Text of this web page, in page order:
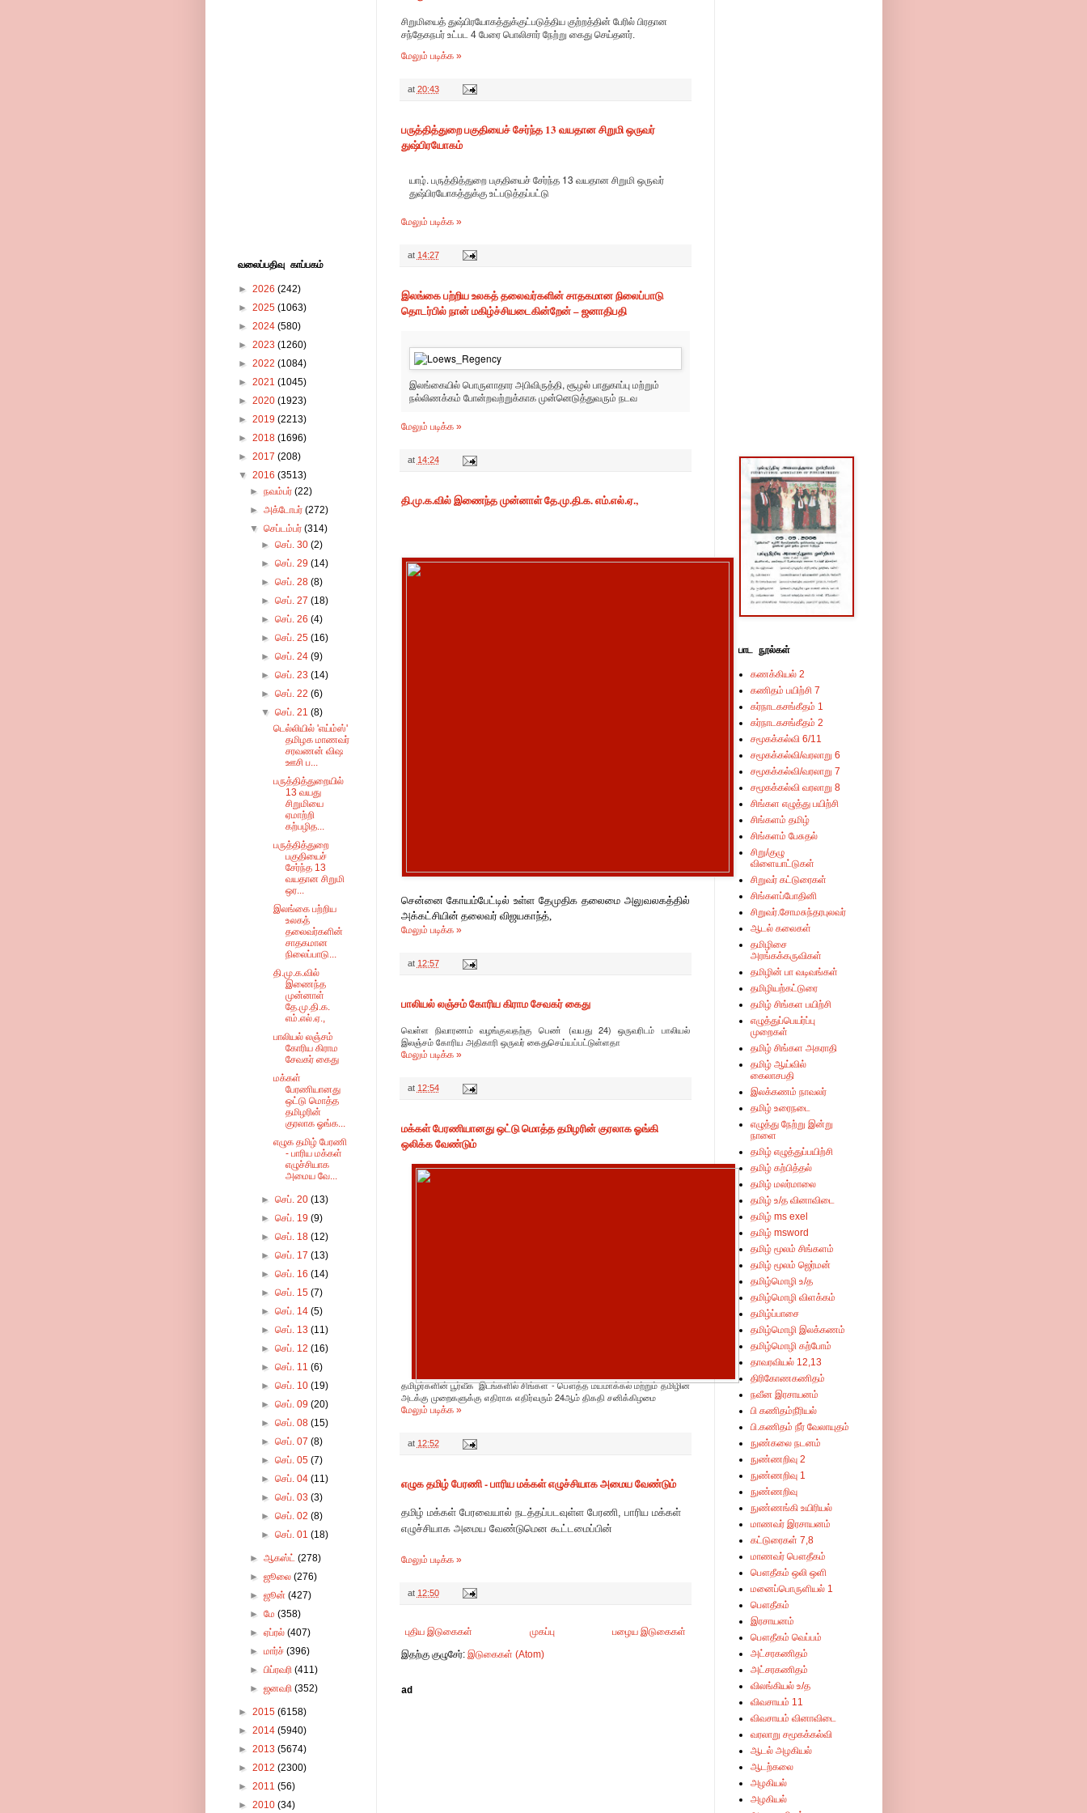
சிறுமியைத் துஷ்பிரயோகத்துக்குட்படுத்திய குற்றத்தின் பேரில் பிரதான
சந்தேகநபர் உட்பட 4 பேரை பொலிசார் நேற்று கைது செய்தனர்.
மேலும் படிக்க »
at 20:43
பருத்தித்துறை பகுதியைச் சேர்ந்த 13 வயதான சிறுமி ஒருவர்
துஷ்பிரயோகம்
யாழ். பருத்தித்துறை பகுதியைச் சேர்ந்த 13 வயதான சிறுமி ஒருவர்
துஷ்பிரயோகத்துக்கு உட்படுத்தப்பட்டு
மேலும் படிக்க »
at 14:27
இலங்கை பற்றிய உலகத் தலைவர்களின் சாதகமான நிலைப்பாடு
தொடர்பில் நான் மகிழ்ச்சியடைகின்றேன் – ஜனாதிபதி
இலங்கையில் பொருளாதார அபிவிருத்தி, சூழல் பாதுகாப்பு மற்றும்
நல்லிணக்கம் போன்றவற்றுக்காக முன்னெடுத்துவரும் நடவ
மேலும் படிக்க »
at 14:24
தி.மு.க.வில் இணைந்த முன்னாள் தே.மு.தி.க. எம்.எல்.ஏ.,
சென்னை கோயம்பேட்டில் உள்ள தேமுதிக தலைமை அலுவலகத்தில்
அக்கட்சியின் தலைவர் விஜயகாந்த்,
மேலும் படிக்க »
at 12:57
பாலியல் லஞ்சம் கோரிய கிராம சேவகர் கைது
வெள்ள நிவாரணம் வழங்குவதற்கு பெண் (வயது 24) ஒருவரிடம் பாலியல்
இலஞ்சம் கோரிய அதிகாரி ஒருவர் கைதுசெய்யப்பட்டுள்ளதா
மேலும் படிக்க »
at 12:54
மக்கள் பேரணியானது ஒட்டு மொத்த தமிழரின் குரலாக ஓங்கி
ஒலிக்க வேண்டும்
தமிழர்களின் பூர்வீக இடங்களில் சிங்கள - பௌத்த மயமாக்கல் மற்றும் தமிழின
அடக்கு முறைகளுக்கு எதிராக எதிர்வரும் 24ஆம் திகதி சனிக்கிழமை
மேலும் படிக்க »
at 12:52
எழுக தமிழ் பேரணி - பாரிய மக்கள் எழுச்சியாக அமைய வேண்டும்
தமிழ் மக்கள் பேரவையால் நடத்தப்படவுள்ள பேரணி, பாரிய மக்கள்
எழுச்சியாக அமைய வேண்டுமென கூட்டமைப்பின்
மேலும் படிக்க »
at 12:50
புதிய இடுகைகள் பழைய இடுகைகள்
முகப்பு
இதற்கு குழுசேர்: இடுகைகள் (Atom)
ad
வலைப்பதிவு காப்பகம்
► 2026 (242)
► 2025 (1063)
► 2024 (580)
► 2023 (1260)
► 2022 (1084)
► 2021 (1045)
► 2020 (1923)
► 2019 (2213)
► 2018 (1696)
► 2017 (208)
▼ 2016 (3513)
► நவம்பர் (22)
► அக்டோபர் (272)
▼ செப்டம்பர் (314)
►செப். 30(2)
►செப். 29(14)
►செப். 28(8)
►செப். 27(18)
►செப். 26(4)
►செப். 25(16)
►செப். 24(9)
►செப். 23(14)
►செப். 22(6)
▼செப். 21(8)
டெல்லியில் 'எய்ம்ஸ்'
தமிழக மாணவர்
சரவணன் விஷ
ஊசி ப...
பருத்தித்துறையில்
13 வயது
சிறுமியை
ஏமாற்றி
கற்பழித...
பருத்தித்துறை
பகுதியைச்
சேர்ந்த 13
வயதான சிறுமி
ஒர...
இலங்கை பற்றிய
உலகத்
தலைவர்களின்
சாதகமான
நிலைப்பாடு...
தி.மு.க.வில்
இணைந்த
முன்னாள்
தே.மு.தி.க.
எம்.எல்.ஏ.,
பாலியல் லஞ்சம்
கோரிய கிராம
சேவகர் கைது
மக்கள்
பேரணியானது
ஒட்டு மொத்த
தமிழரின்
குரலாக ஓங்க...
எழுக தமிழ் பேரணி
- பாரிய மக்கள்
எழுச்சியாக
அமைய வே...
►செப். 20(13)
►செப். 19(9)
►செப். 18(12)
►செப். 17(13)
►செப். 16(14)
►செப். 15(7)
►செப். 14(5)
►செப். 13(11)
►செப். 12(16)
►செப். 11(6)
►செப். 10(19)
►செப். 09(20)
►செப். 08(15)
►செப். 07(8)
►செப். 05(7)
►செப். 04(11)
►செப். 03(3)
►செப். 02(8)
►செப். 01(18)
► ஆகஸ்ட் (278)
► ஜூலை (276)
► ஜூன் (427)
► மே (358)
► ஏப்ரல் (407)
► மார்ச் (396)
► பிப்ரவரி (411)
► ஜனவரி (352)
► 2015 (6158)
► 2014 (5940)
► 2013 (5674)
► 2012 (2300)
► 2011 (56)
► 2010 (34)
பாட நூல்கள்
கணக்கியல் 2
கணிதம் பயிற்சி 7
கர்நாடகசங்கீதம் 1
கர்நாடகசங்கீதம் 2
சமூகக்கல்வி 6/11
சமூகக்கல்வி/வரலாறு 6
சமூகக்கல்வி/வரலாறு 7
சமூகக்கல்வி வரலாறு 8
சிங்கள எழுத்து பயிற்சி
சிங்களம் தமிழ்
சிங்களம் பேசுதல்
சிறு/குழு
விளையாட்டுகள்
சிறுவர் கட்டுரைகள்
சிங்களப்போதினி
சிறுவர்.சோமசுந்தரபுலவர்
ஆடல் கலைகள்
தமிழிசை
அரங்கக்கருவிகள்
தமிழின் பா வடிவங்கள்
தமிழியற்கட்டுரை
தமிழ் சிங்கள பயிற்சி
எழுத்துப்பெயர்ப்பு
முறைகள்
தமிழ் சிங்கள அகராதி
தமிழ் ஆய்வில்
கைலாசபதி
இலக்கணம் நாவலர்
தமிழ் உரைநடை
எழுத்து நேற்று இன்று
நாளை
தமிழ் எழுத்துப்பயிற்சி
தமிழ் கற்பித்தல்
தமிழ் மலர்மாலை
தமிழ் உ/த வினாவிடை
தமிழ் ms exel
தமிழ் msword
தமிழ் மூலம் சிங்களம்
தமிழ் மூலம் ஜெர்மன்
தமிழ்மொழி உ/த
தமிழ்மொழி விளக்கம்
தமிழ்ப்பாசை
தமிழ்மொழி இலக்கணம்
தமிழ்மொழி கற்போம்
தாவரவியல் 12,13
திரிகோணகணிதம்
நவீன இரசாயனம்
பி கணிதம்நீரியல்
பி.கணிதம் நீர் வேலாயுதம்
நுண்கலை நடனம்
நுண்ணறிவு 2
நுண்ணறிவு 1
நுண்ணறிவு
நுண்ணங்கி உயிரியல்
மாணவர் இரசாயனம்
கட்டுரைகள் 7,8
மாணவர் பௌதீகம்
பௌதீகம் ஒலி ஒளி
மனைப்பொருளியல் 1
பௌதீகம்
இரசாயனம்
பௌதீகம் வெப்பம்
அட்சரகணிதம்
அட்சரகணிதம்
விலங்கியல் உ/த
விவசாயம் 11
விவசாயம் வினாவிடை
வரலாறு சமூகக்கல்வி
ஆடல் அழகியல்
ஆடற்கலை
அழகியல்
அழகியல்